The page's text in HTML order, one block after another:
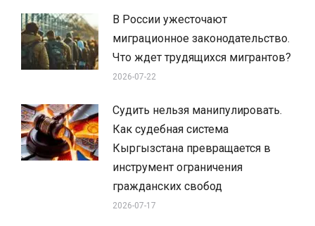
В России ужесточают
миграционное законодательство.
Что ждет трудящихся мигрантов?
2026-07-22
Судить нельзя манипулировать.
Как судебная система
Кыргызстана превращается в
инструмент ограничения
гражданских свобод
2026-07-17